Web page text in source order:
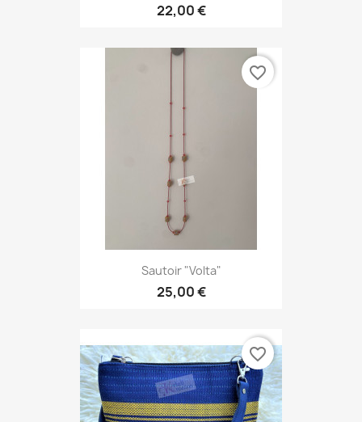
22,00 €
Sautoir "Volta"
25,00 €
favorite_border
favorite_border